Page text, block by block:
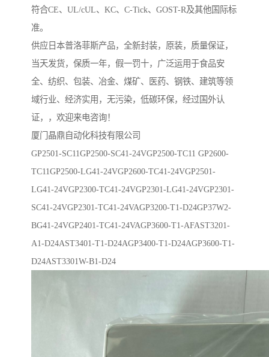
符合CE、UL/cUL、KC、C-Tick、GOST-R及其他国际标
准。
供应日本普洛菲斯产品，全新封装，原装，质量保证，
当天发货，保质一年，假一罚十，广泛运用于食品安
全、纺织、包装、冶金、煤矿、医药、钢铁、建筑等领
域行业、经济实用，无污染，低碳环保，经过国外认
证，，欢迎来电咨询！
厦门晶鼎自动化科技有限公司
GP2501-SC11GP2500-SC41-24VGP2500-TC11 GP2600-
TC11GP2500-LG41-24VGP2600-TC41-24VGP2501-
LG41-24VGP2300-TC41-24VGP2301-LG41-24VGP2301-
SC41-24VGP2301-TC41-24VAGP3200-T1-D24GP37W2-
BG41-24VGP2401-TC41-24VAGP3600-T1-AFAST3201-
A1-D24AST3401-T1-D24AGP3400-T1-D24AGP3600-T1-
D24AST3301W-B1-D24